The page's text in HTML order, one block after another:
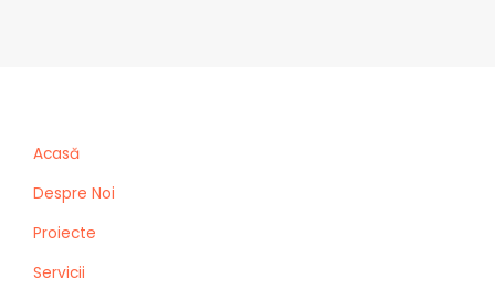
Acasă
Despre Noi
Proiecte
Servicii